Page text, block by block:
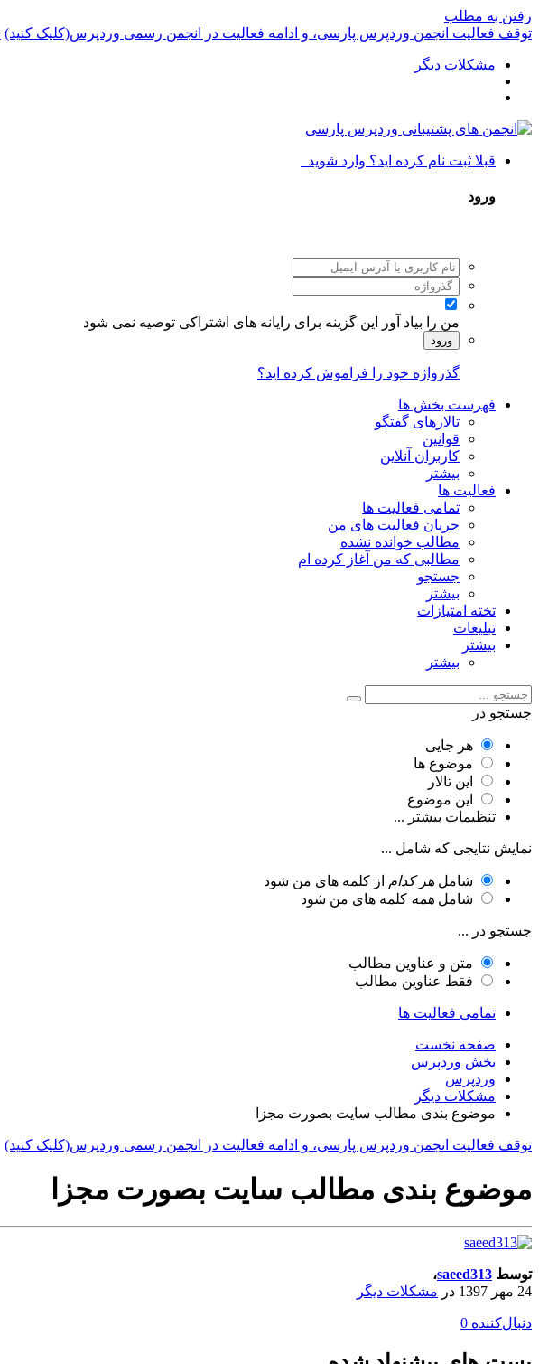
رفتن به مطلب
توقف فعالیت انجمن وردپرس پارسی، و ادامه فعالیت در انجمن رسمی وردپرس(کلیک کنید)
مشکلات دیگر
قبلا ثبت نام کرده اید؟ وارد شوید
ورود
من را بیاد آور این گزینه برای رایانه های اشتراکی توصیه نمی شود
ورود
گذرواژه خود را فراموش کرده اید؟
فهرست بخش ها
تالارهای گفتگو
قوانین
کاربران آنلاین
بیشتر
فعالیت ها
تمامی فعالیت ها
جریان فعالیت های من
مطالب خوانده نشده
مطالبی که من آغاز کرده ام
جستجو
بیشتر
تخته امتیازات
تبلیغات
بیشتر
بیشتر
جستجو در
هر جایی
موضوع ها
این تالار
این موضوع
تنظیمات بیشتر ...
نمایش نتایجی که شامل ...
شامل هر کدام از کلمه های من شود
شامل همه کلمه های من شود
جستجو در ...
متن و عناوین مطالب
فقط عناوین مطالب
تمامی فعالیت ها
صفحه نخست
بخش وردپرس
وردپرس
مشکلات دیگر
موضوع بندی مطالب سایت بصورت مجزا
توقف فعالیت انجمن وردپرس پارسی، و ادامه فعالیت در انجمن رسمی وردپرس(کلیک کنید)
موضوع بندی مطالب سایت بصورت مجزا
توسط saeed313،
24 مهر 1397
در مشکلات دیگر
دنبال‌کننده 0